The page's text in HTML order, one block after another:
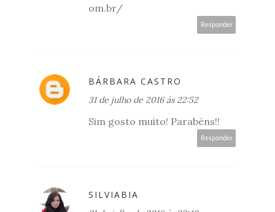
om.br/
Responder
BÁRBARA CASTRO
31 de julho de 2016 às 22:52
Sim gosto muito! Parabéns!!
Responder
SILVIABIA